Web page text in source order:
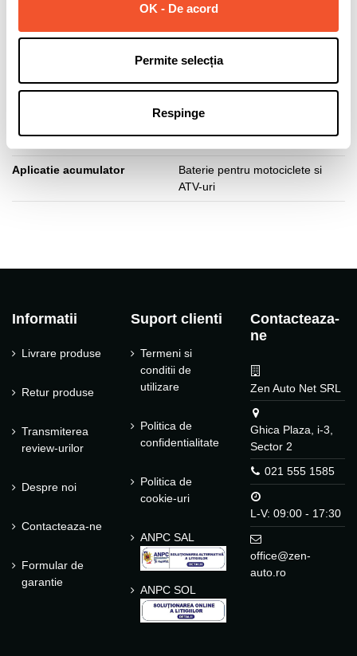
OK - De acord
Permite selecția
Respinge
Polaritate borne
Lungime acumulator (mm) 175
Latime acumulator (mm) 101
155
Aplicatie acumulator
Baterie pentru motociclete si
ATV-uri
Informatii
Livrare produse
Retur produse
Transmiterea
review-urilor
Despre noi
Contacteaza-ne
Formular de
garantie
Suport clienti
Termeni si
conditii de
utilizare
Politica de
confidentialitate
Politica de
cookie-uri
ANPC SAL
ANPC SOL
Contacteaza-
ne
Zen Auto Net SRL
Ghica Plaza, i-3,
Sector 2
021 555 1585
L-V: 09:00 - 17:30
office@zen-
auto.ro